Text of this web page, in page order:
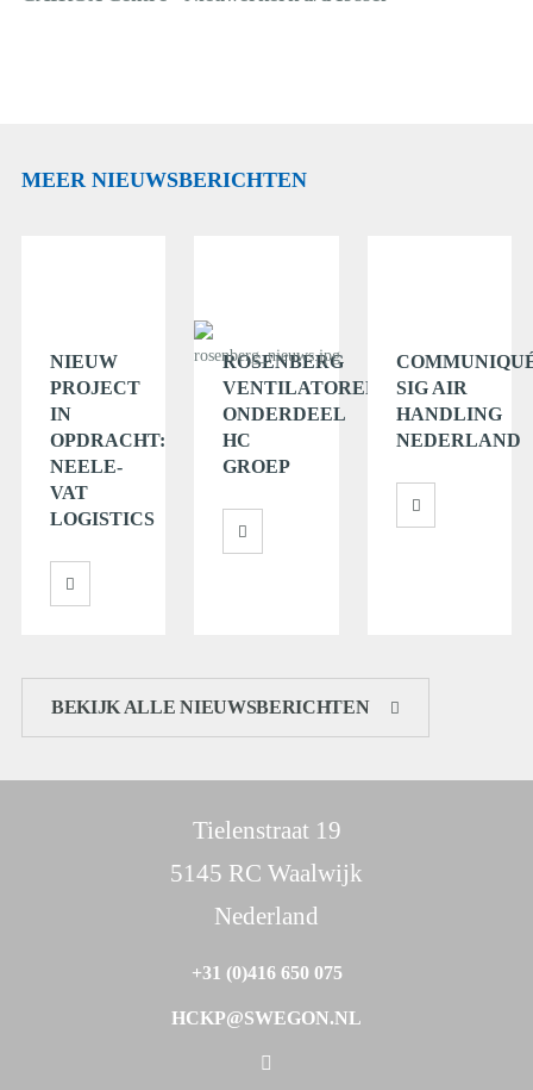
MEER NIEUWSBERICHTEN
NIEUW
PROJECT
IN
OPDRACHT:
NEELE-
VAT
LOGISTICS
ROSENBERG
VENTILATOREN
ONDERDEEL
HC
GROEP
SIG AIR
HANDLING
NEDERLAND
BEKIJK ALLE NIEUWSBERICHTEN
Tielenstraat 19
5145 RC Waalwijk
Nederland
+31 (0)416 650 075
HCKP@SWEGON.NL